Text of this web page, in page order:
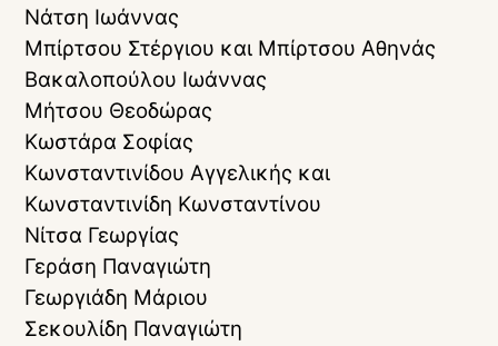
Νάτση Ιωάννας
Μπίρτσου Στέργιου και Μπίρτσου Αθηνάς
Βακαλοπούλου Ιωάννας
Μήτσου Θεοδώρας
Κωστάρα Σοφίας
Κωνσταντινίδου Αγγελικής και
Κωνσταντινίδη Κωνσταντίνου
Νίτσα Γεωργίας
Γεράση Παναγιώτη
Γεωργιάδη Μάριου
Σεκουλίδη Παναγιώτη